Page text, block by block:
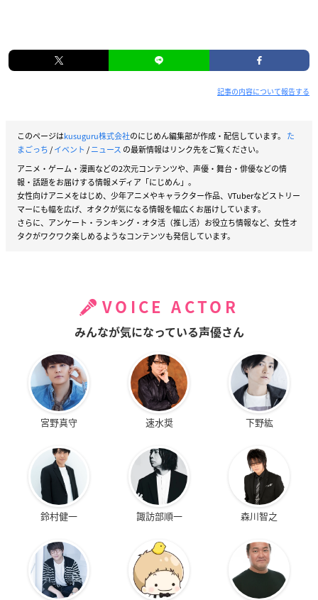
記事の内容について報告する
このページはkusuguru株式会社のにじめん編集部が作成・配信しています。 た
まごっち/イベント /ニュース の最新情報はリンク先をご覧ください。
アニメ・ゲーム・漫画などの2次元コンテンツや、声優・舞台・俳優などの情
報・話題をお届けする情報メディア「にじめん」。
女性向けアニメをはじめ、少年アニメやキャラクター作品、VTuberなどストリー
マーにも幅を広げ、オタクが気になる情報を幅広くお届けしています。
さらに、アンケート・ランキング・オタ活（推し活）お役立ち情報など、女性オ
タクがワクワク楽しめるようなコンテンツも発信しています。
VOICE ACTOR
みんなが気になっている声優さん
宮野真守 速水奨 下野紘
鈴村健一 諏訪部順一 森川智之